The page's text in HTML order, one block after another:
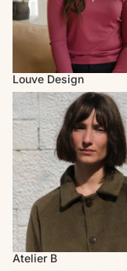
Louve Design
Atelier B
Atelier B